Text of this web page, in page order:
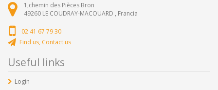
1,chemin des Pièces Bron
49260 LE COUDRAY-MACOUARD , Francia
02 41 67 79 30
Find us, Contact us
Useful links
Login